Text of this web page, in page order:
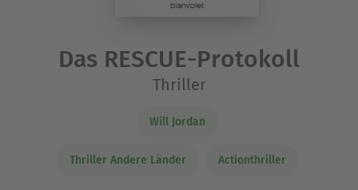
Das RESCUE-Protokoll
Thriller
Will Jordan
Thriller Andere Länder Actionthriller